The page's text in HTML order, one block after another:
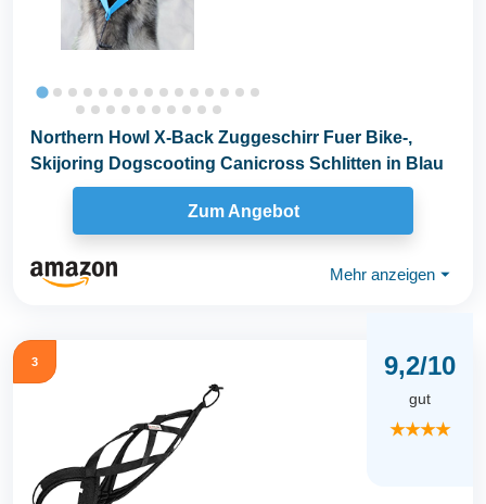
Northern Howl X-Back Zuggeschirr Fuer Bike-,
Skijoring Dogscooting Canicross Schlitten in Blau
Zum Angebot
Mehr anzeigen ⏷
3 9,2/10
gut
★★★★